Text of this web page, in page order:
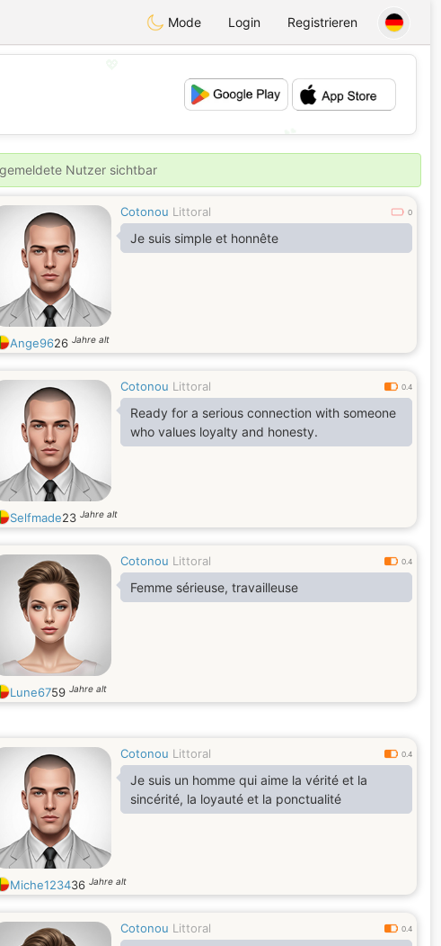
Mode Login Registrieren
Nutzer sichtbar
Cotonou Littoral 0
Je suis simple et honnête
Ange9626 Jahre alt
Cotonou Littoral 0.4
Ready for a serious connection with someone
who values loyalty and honesty.
Selfmade23 Jahre alt
Cotonou Littoral 0.4
Femme sérieuse, travailleuse
Lune6759 Jahre alt
Cotonou Littoral 0.4
Je suis un homme qui aime la vérité et la
sincérité, la loyauté et la ponctualité
Miche123436 Jahre alt
Cotonou Littoral 0.4